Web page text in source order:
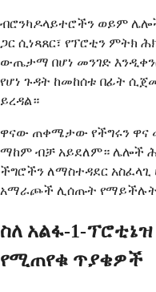
ብሮንካዶላይተሮችን ወይም
ጋር ሲነጻጸር፣ የፕሮቲን ምትክ
ውጤታማ በሆነ መንገድ
የሆነ ጉዳት ከመከሰቱ በፊት
ይረዳል።
ዋናው ጠቀሜታው የችግሩን ዋና
ማከም ብቻ አይደለም። ሌሎች
ችግሮችን ለማስተዳደር
አማራጮች ሊሰጡት
ስለ አልፋ-1-
የሚጠየቁ ጥያቄዎች